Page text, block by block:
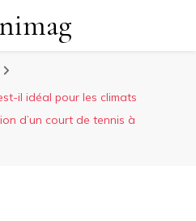
il idéal pour les climats
d’un court de tennis à